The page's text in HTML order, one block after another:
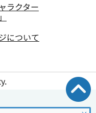
ラクター
について